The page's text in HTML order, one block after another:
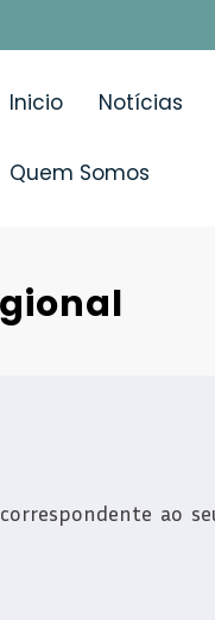
Inicio Notícias
Quem Somos
ao